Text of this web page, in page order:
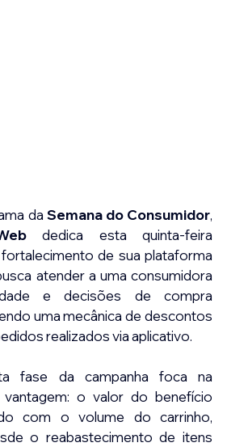
da Semana do Consumidor,
dedica esta quinta-feira
de sua plataforma
atender a uma consumidora
e decisões de compra
uma mecânica de descontos
realizados via aplicativo.
fase da campanha foca na
vantagem: o valor do benefício
com o volume do carrinho,
o reabastecimento de itens